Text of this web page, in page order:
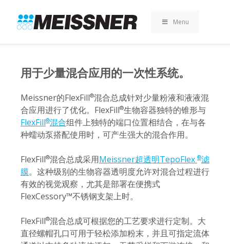
search
footer
Menu
用于少量混合应用的一次性系统。
Meissner的FlexFill®混合总成针对少量粉液和液液混
合应用进行了优化。FlexFill®生物容器独特的锥形与
FlexFill®混合组件上独特的端口位置相结合，在与各
种蠕动泵搭配使用时，可产生强大的混合作用。
FlexFill®混合总成采用Meissner超透明TepoFlex ®滤
膜。这种级别的生物容器透明度允许对混合过程进行
有效的视觉观察，尤其是部署在便携式
FlexCessory™不锈钢支架上时。
FlexFill®混合总成可根据您的工艺要求进行定制。大
直径螺帽孔口可用于轻松添加粉末，并且可指定流体